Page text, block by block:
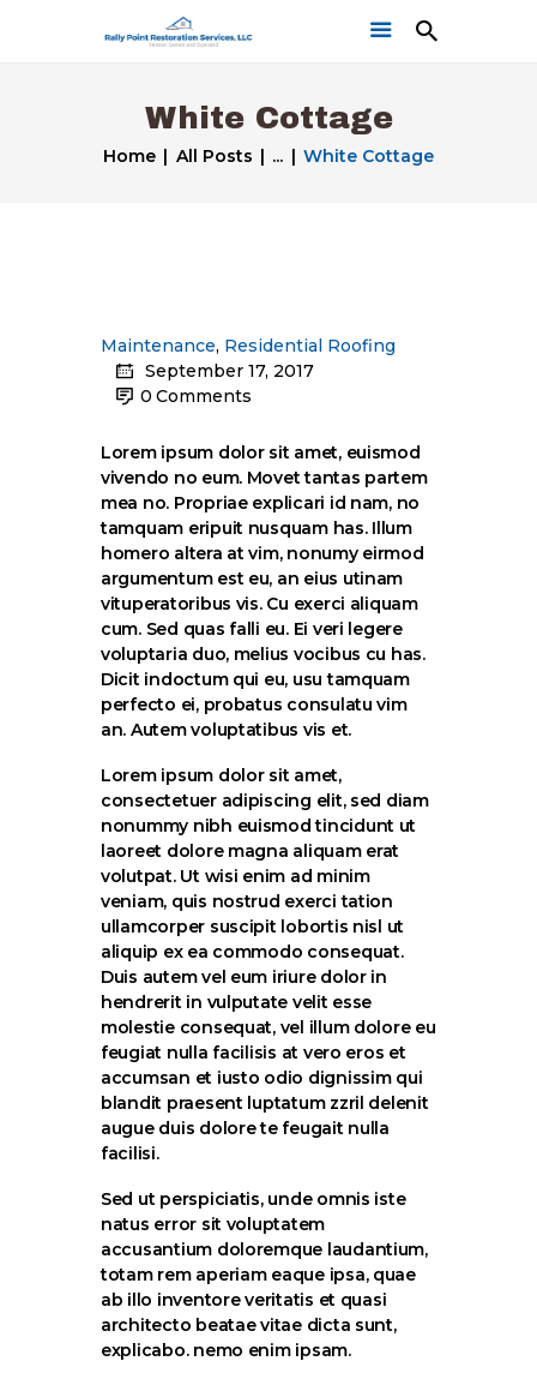
White Cottage
Home All Posts ... White Cottage
Maintenance, Residential Roofing
September 17, 2017
0 Comments
Lorem ipsum dolor sit amet, euismod
vivendo no eum. Movet tantas partem
mea no. Propriae explicari id nam, no
tamquam eripuit nusquam has. Illum
homero altera at vim, nonumy eirmod
argumentum est eu, an eius utinam
vituperatoribus vis. Cu exerci aliquam
cum. Sed quas falli eu. Ei veri legere
voluptaria duo, melius vocibus cu has.
Dicit indoctum qui eu, usu tamquam
perfecto ei, probatus consulatu vim
an. Autem voluptatibus vis et.
Lorem ipsum dolor sit amet,
consectetuer adipiscing elit, sed diam
nonummy nibh euismod tincidunt ut
laoreet dolore magna aliquam erat
volutpat. Ut wisi enim ad minim
veniam, quis nostrud exerci tation
ullamcorper suscipit lobortis nisl ut
aliquip ex ea commodo consequat.
Duis autem vel eum iriure dolor in
hendrerit in vulputate velit esse
molestie consequat, vel illum dolore eu
feugiat nulla facilisis at vero eros et
accumsan et iusto odio dignissim qui
blandit praesent luptatum zzril delenit
augue duis dolore te feugait nulla
facilisi.
Sed ut perspiciatis, unde omnis iste
natus error sit voluptatem
accusantium doloremque laudantium,
totam rem aperiam eaque ipsa, quae
ab illo inventore veritatis et quasi
architecto beatae vitae dicta sunt,
explicabo. nemo enim ipsam.